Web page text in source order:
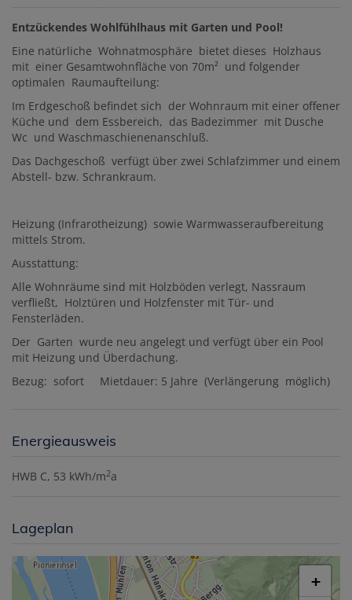
Entzückendes Wohlfühlhaus mit Garten und Pool!
Eine natürliche Wohnatmosphäre bietet dieses Holzhaus
mit einer Gesamtwohnfläche von 70m² und folgender
optimalen Raumaufteilung:
Im Erdgeschoß befindet sich der Wohnraum mit einer offener
Küche und dem Essbereich, das Badezimmer mit Dusche
Wc und Waschmaschienenanschluß.
Das Dachgeschoß verfügt über zwei Schlafzimmer und einem
Abstell- bzw. Schrankraum.
Heizung (Infrarotheizung) sowie Warmwasseraufbereitung
mittels Strom.
Ausstattung:
Alle Wohnräume sind mit Holzböden verlegt, Nassraum
verfließt, Holztüren und Holzfenster mit Tür- und
Fensterläden.
Der Garten wurde neu angelegt und verfügt über ein Pool
mit Heizung und Überdachung.
Bezug: sofort Mietdauer: 5 Jahre (Verlängerung möglich)
Energieausweis
HWB C, 53 kWh/m2a
Lageplan
+